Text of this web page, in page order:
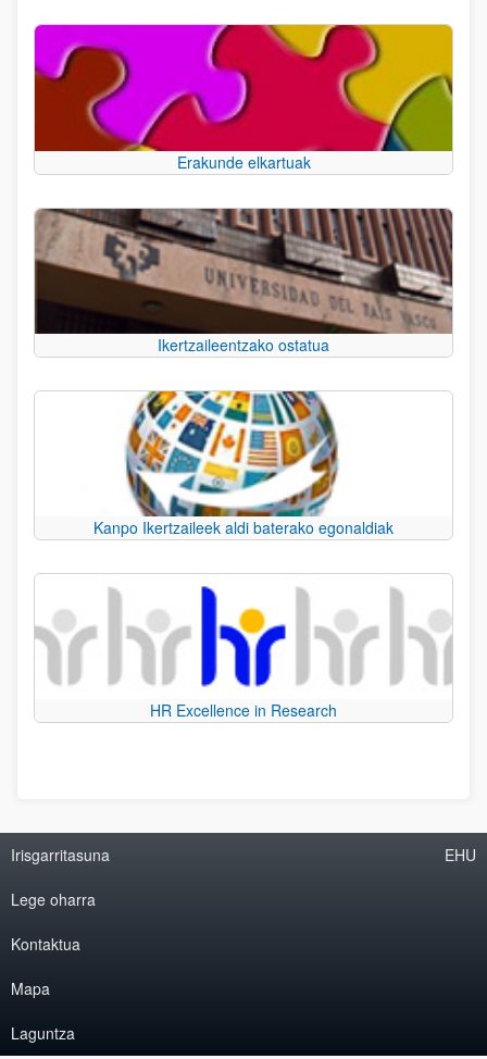
Erakunde elkartuak
Ikertzaileentzako ostatua
Kanpo Ikertzaileek aldi baterako egonaldiak
HR Excellence in Research
Irisgarritasuna
Lege oharra
Kontaktua
Mapa
Laguntza
EHU